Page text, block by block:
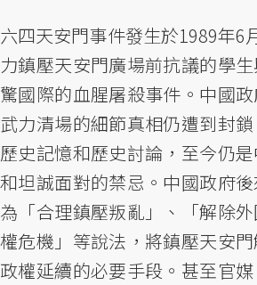
六四天安門事件發生於1989年6
力鎮壓天安門廣場前抗議的學
驚國際的血腥屠殺事件。中國
武力清場的細節真相仍遭到封
歷史記憶和歷史討論，至今仍
和坦誠面對的禁忌。中國政府
為「合理鎮壓叛亂」、「解除
權危機」等說法，將鎮壓天安
政權延續的必要手段。甚至官